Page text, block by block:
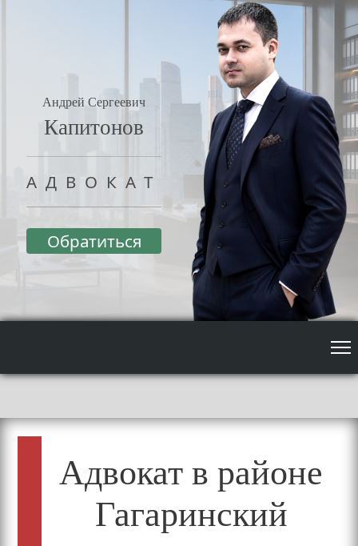
Андрей Сергеевич
Капитонов
АДВОКАТ
Обратиться
Адвокат в районе
Гагаринский